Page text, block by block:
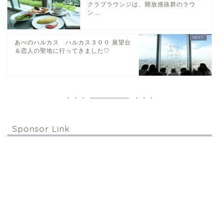
クラブラウンジは、開放感抜群のラウ
ン...
あべのハルカス ハルカス３００ 展望台
＆恋人の聖地に行ってきました♡
Sponsor Link